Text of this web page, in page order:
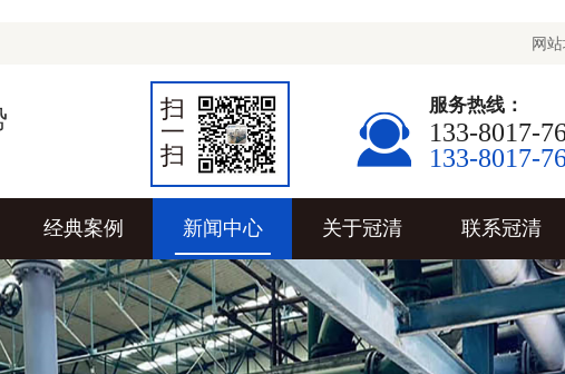
网
扫
一
扫
服务热线：
133-8017-
133-8017-
经典案例 新闻中心 关于冠清 联系冠清